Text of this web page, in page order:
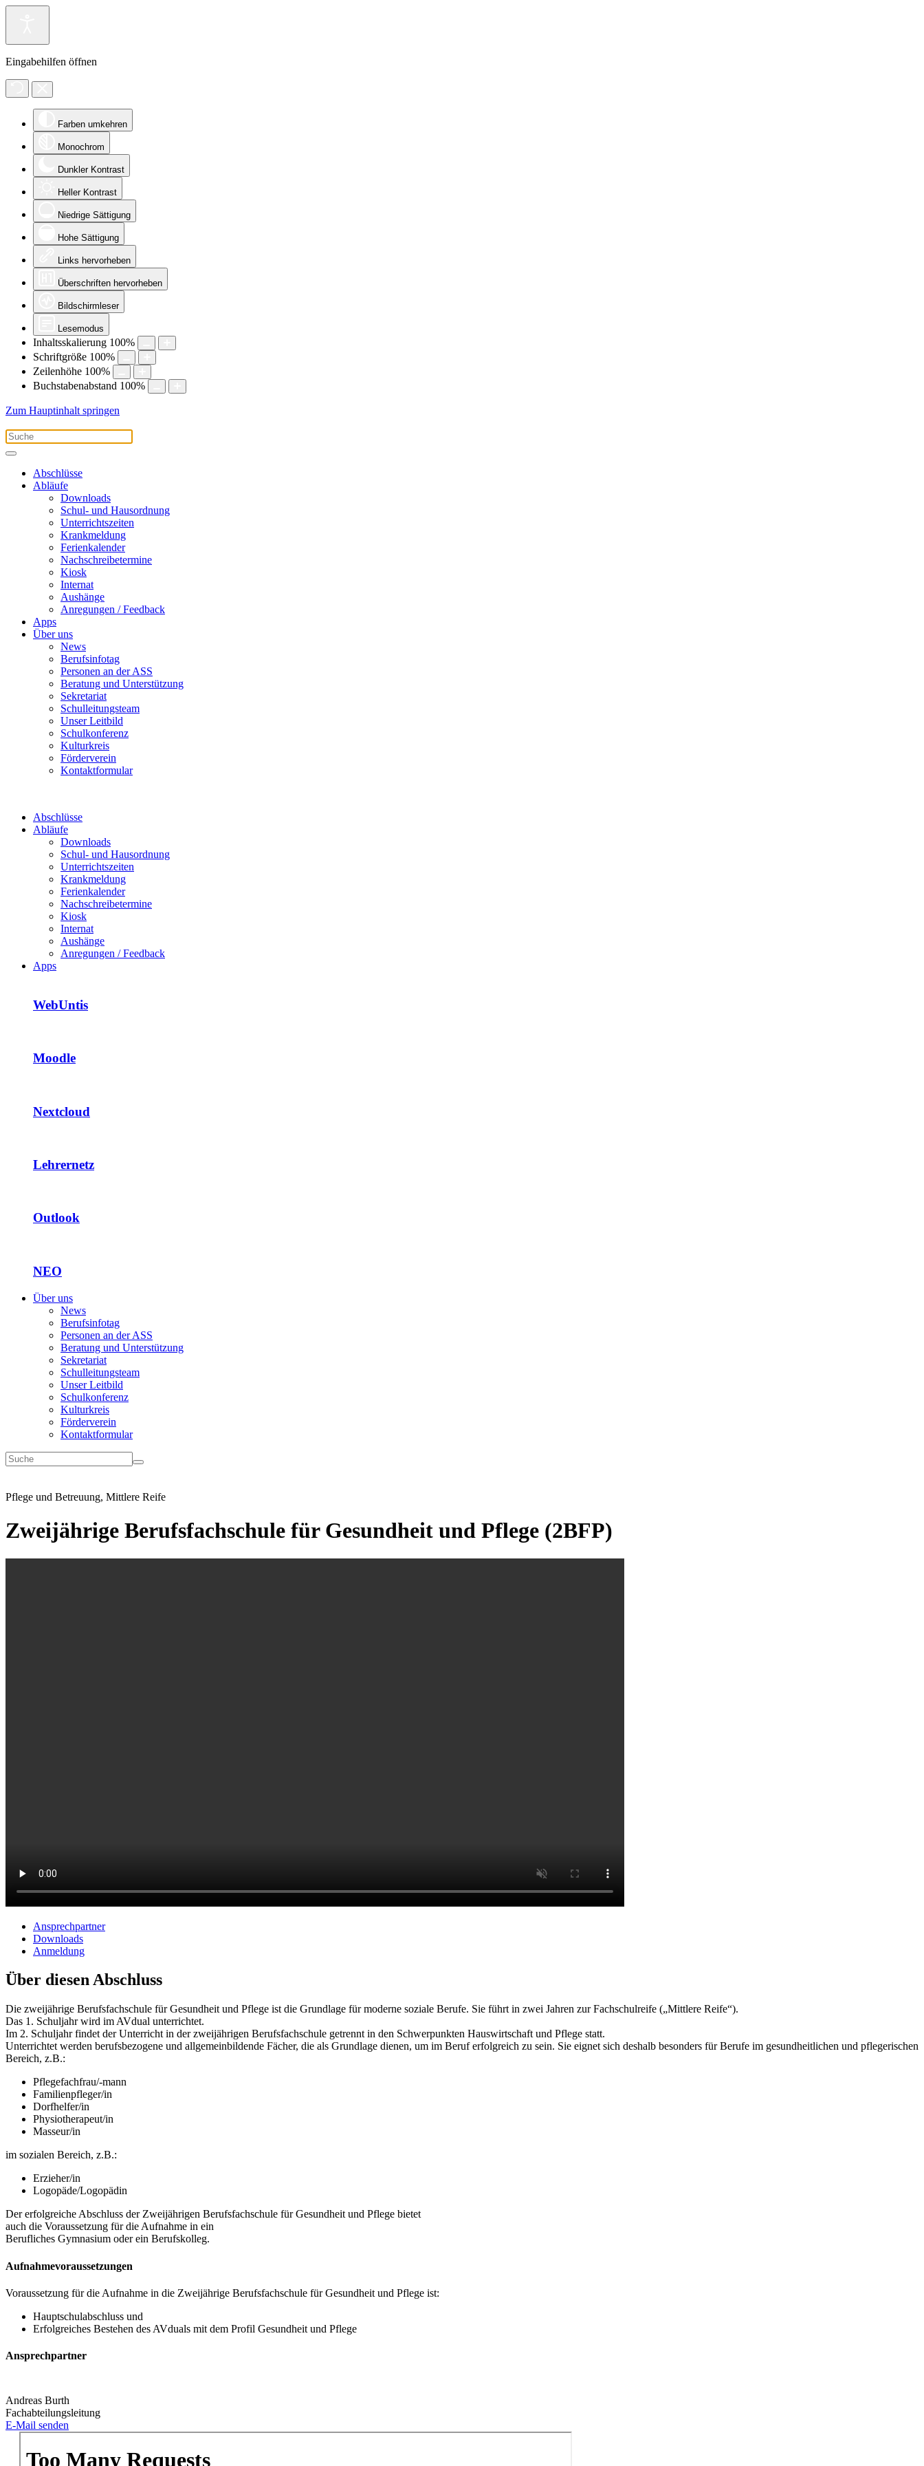
Eingabehilfen öffnen
Farben umkehren
Monochrom
Dunkler Kontrast
Heller Kontrast
Niedrige Sättigung
Hohe Sättigung
Links hervorheben
Überschriften hervorheben
Bildschirmleser
Lesemodus
Inhaltsskalierung 100%
Schriftgröße 100%
Zeilenhöhe 100%
Buchstabenabstand 100%
Zum Hauptinhalt springen
Abschlüsse
Abläufe
Downloads
Schul- und Hausordnung
Unterrichtszeiten
Krankmeldung
Ferienkalender
Nachschreibetermine
Kiosk
Internat
Aushänge
Anregungen / Feedback
Apps
Über uns
News
Berufsinfotag
Personen an der ASS
Beratung und Unterstützung
Sekretariat
Schulleitungsteam
Unser Leitbild
Schulkonferenz
Kulturkreis
Förderverein
Kontaktformular
Abschlüsse
Abläufe
Downloads
Schul- und Hausordnung
Unterrichtszeiten
Krankmeldung
Ferienkalender
Nachschreibetermine
Kiosk
Internat
Aushänge
Anregungen / Feedback
Apps
WebUntis
Moodle
Nextcloud
Lehrernetz
Outlook
NEO
Über uns
News
Berufsinfotag
Personen an der ASS
Beratung und Unterstützung
Sekretariat
Schulleitungsteam
Unser Leitbild
Schulkonferenz
Kulturkreis
Förderverein
Kontaktformular
Pflege und Betreuung, Mittlere Reife
Zweijährige Berufsfachschule für Gesundheit und Pflege (2BFP)
Ansprechpartner
Downloads
Anmeldung
Über diesen Abschluss
Die zweijährige Berufsfachschule für Gesundheit und Pflege ist die Grundlage für moderne soziale Berufe. Sie führt in zwei Jahren zur Fachschulreife („Mittlere Reife“).
Das 1. Schuljahr wird im AVdual unterrichtet.
Im 2. Schuljahr findet der Unterricht in der zweijährigen Berufsfachschule getrennt in den Schwerpunkten Hauswirtschaft und Pflege statt.
Unterrichtet werden berufsbezogene und allgemeinbildende Fächer, die als Grundlage dienen, um im Beruf erfolgreich zu sein. Sie eignet sich deshalb besonders für Berufe im gesundheitlichen und pflegerischen
Bereich, z.B.:
Pflegefachfrau/-mann
Familienpfleger/in
Dorfhelfer/in
Physiotherapeut/in
Masseur/in
im sozialen Bereich, z.B.:
Erzieher/in
Logopäde/Logopädin
Der erfolgreiche Abschluss der Zweijährigen Berufsfachschule für Gesundheit und Pflege bietet
auch die Voraussetzung für die Aufnahme in ein
Berufliches Gymnasium oder ein Berufskolleg.
Aufnahmevoraussetzungen
Voraussetzung für die Aufnahme in die Zweijährige Berufsfachschule für Gesundheit und Pflege ist:
Hauptschulabschluss und
Erfolgreiches Bestehen des AVduals mit dem Profil Gesundheit und Pflege
Ansprechpartner
Andreas Burth
Fachabteilungsleitung
E-Mail senden